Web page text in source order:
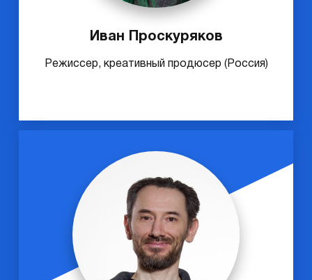
Иван Проскуряков
Режиссер, креативный продюсер (Россия)